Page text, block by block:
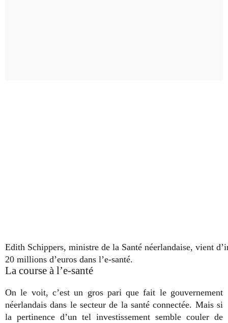
Edith Schippers, ministre de la Santé néerlandaise, vient
20 millions d’euros dans l’e-santé.
La course à l’e-santé
On le voit, c’est un gros pari que fait le gouvernement
néerlandais dans le secteur de la santé connectée. Mais si
la pertinence d’un tel investissement semble couler de